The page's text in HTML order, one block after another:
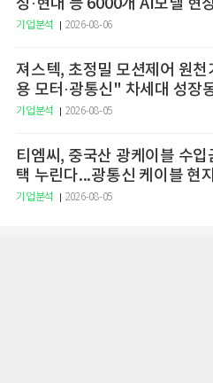
성·현대 등 6000개 AI모델 현
기업분석 2026-08-06
져스텍, 초정밀 모션제어 원
용 모터·광통신" 차세대 성장
기업분석 2026-08-05
티엠씨, 중국산 광케이블 수
택 누린다...광통신 케이블 현
기업분석 2026-08-05